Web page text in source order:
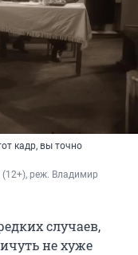
кадр, вы точно
реж. Владимир
случаев,
не хуже